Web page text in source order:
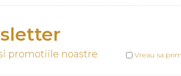
promotiile noastre Vreau sa